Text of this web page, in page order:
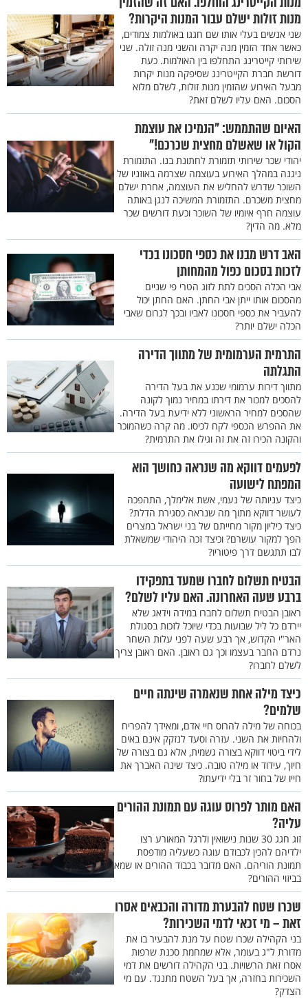
מנות זולות ישלם עבור המנות היקרות?
שני אנשים בעלי אותו שם חגגו באולמות צמודים,
כאשר אחד הזמין מנה יקרה והשני מנה זולה. שני
שירותי קייטרינג התחלפו בין האולמות. כעת
דורשת חברת הקייטרינג שסיפקה מנות יקרות
מבעל האירוע שהזמין מנות זולות, לשלם מלוא
הסכום. האם עליו לשלם זאת?
האיום שהתממש: "הנמיכו את עוצמת
הקול או שאשלם מחצית שכרכם!"
יהודי שכר שירותי תזמורת לחתונת בנו. התזמורת
ניגנה במהלך האירוע בעוצמה שצרמה באוזניו של
השוכר שדרש להחליש את העוצמה, אחרת ישלם
מחצית משכרם. התזמורת המשיכה לנגן באותה
עוצמה חרף איומיו של השוכר וכעת דורשים שכר
מלא. מה הדין?
האב דרש מבנו את כספי חסכונו בכדי
לזכות בסכום כפול מהמחותן
אבי הכלה הסכים לתת לזוג הטרי פי שניים
מהסכום אותו ייתן אבי החתן. האם החתן יכול
להעביר את כספי חסכונו לאביו ובכך לגרום שאבי
הכלה ישלם יותר?
התרמית הערמומית של מתווך הדירה
התגלתה
מתווך דירות ערמומי שכנע את בעל הדירה
להסכים למכור את דירתו במחיר נמוך לקונה
שהסכים למחיר הראשוני ללא ידיעת בעל הדירה.
את ההפרש הכספי לקח לכיסו. מה קרה כשהמוכר
והקונה הכירו זה את זה וגילו את התרמית?
לפעמים דווקא מה שנראה כחושך הוא
המפתח לישועה
כיצד עניותה של נעמי, אשת אלימלך, התהפכה
לעושר דווקא מתוך מה שנראה כסגירת הדלת?
כיצד כיליון מקור מחייתם של בני ישראל במצרים
הפך למקור עושרם? וכיצד זכה היהודי שמשאלת
לבו תתגשם דרך פיטוריו?
הבטיח תשלום לחברו שמעד בתפקידו
ברבע שעה האחרונה. האם עליו לשלם?
ראובן הבטיח תשלום לחברו במידה וידאג שלא
יירדם כל ליל שבועות בכדי שיוכל לזכות בסגולת
האר"י הקדוש, אך רבע שעה לפני עלות השחר
נרדם החבר בעצמו וכך גם ראובן. האם ראובן צריך
לשלם לחברו?
כיצד מילה אחת שנאמרה שינתה חיים
שלמים?
בכוחה של מילה להרוס חיי אדם, ומאידך להפריח
ולהחיות את השני. עזרה וסעד לנזקק אינם באים
לידי ביטוי דווקא בצורה גשמית, אלא גם בצורה של
חיוך, עידוד או מילה טובה. כיצד שינה האברך את
חייו של בחור זר בלי ידיעתו?
האם מותר לפרוס עוגה עם תמונת ההורים
עליה?
זוג חגג 30 שנות נישואין ולרגל המאורע רצו
ילדיהם להכין לכבודם עוגה כשעליה מודפסת
תמונת הוריהם. האם מדובר בכבוד ההורים או שמא
בביזוי ההורים?
שכרו שטח להבערת מדורה והכבאים אסרו
זאת – מי זכאי לדמי השכירות?
בני הקהילה שכרו שטח על מנת להבעיר בו את
מדורת ל"ג בעומר, אלא שמחמת סכנת שרפות
אסרו זאת הרשויות. בני הקהילה דורשים את דמי
השכירות בחזרה, אך בעל השטח מתנגד. עם מי
הצדק?